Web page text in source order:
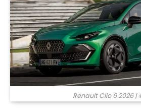
Renault Clio 6 2026|